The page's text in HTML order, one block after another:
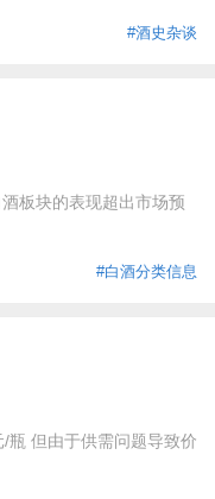
#酒史杂谈
板块的表现超出市场预
#白酒分类信息
瓶 但由于供需问题导致价